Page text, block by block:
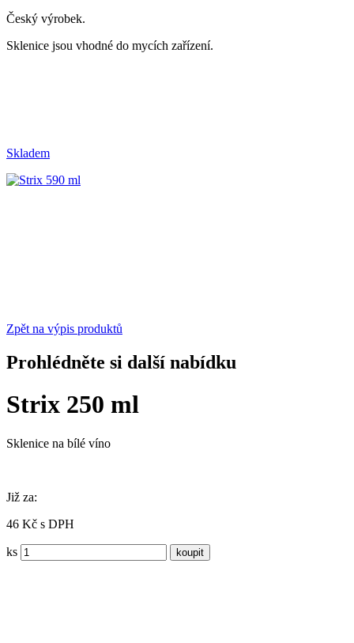
Český výrobek.
Sklenice jsou vhodné do mycích zařízení.
Skladem
Zpět na výpis produktů
Prohlédněte si další nabídku
Strix 250 ml
Sklenice na bílé víno
Již za:
46 Kč s DPH
ks